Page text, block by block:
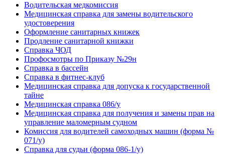
Водительская медкомиссия
Медицинская справка для замены водительского
удостоверения
Оформление санитарных книжек
Продление санитарной книжки
Справка ЧОД
Профосмотры по Приказу №29н
Справка в бассейн
Справка в фитнес-клуб
Медицинская справка для допуска к государственной
тайне
Медицинская справка 086/у
Медицинская справка для получения и замены прав на
управление маломерным судном
Комиссия для водителей самоходных машин (форма №
071/у)
Справка для судьи (форма 086-1/у)